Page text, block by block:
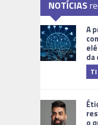
NOTÍCIAS
A
da